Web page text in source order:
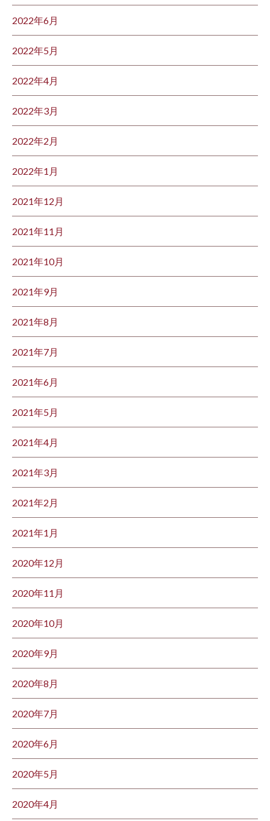
2022年6月
2022年5月
2022年4月
2022年3月
2022年2月
2022年1月
2021年12月
2021年11月
2021年10月
2021年9月
2021年8月
2021年7月
2021年6月
2021年5月
2021年4月
2021年3月
2021年2月
2021年1月
2020年12月
2020年11月
2020年10月
2020年9月
2020年8月
2020年7月
2020年6月
2020年5月
2020年4月